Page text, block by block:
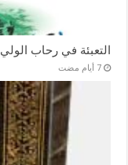
التعبئة في رحاب الولي
‏7 أيام مضت